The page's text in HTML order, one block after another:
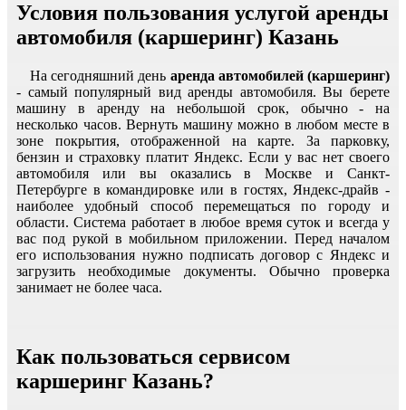
Условия пользования услугой аренды
автомобиля (каршеринг) Казань
На сегодняшний день аренда автомобилей (каршеринг)
- самый популярный вид аренды автомобиля. Вы берете
машину в аренду на небольшой срок, обычно - на
несколько часов. Вернуть машину можно в любом месте в
зоне покрытия, отображенной на карте. За парковку,
бензин и страховку платит Яндекс. Если у вас нет своего
автомобиля или вы оказались в Москве и Санкт-
Петербурге в командировке или в гостях, Яндекс-драйв -
наиболее удобный способ перемещаться по городу и
области. Система работает в любое время суток и всегда у
вас под рукой в мобильном приложении. Перед началом
его использования нужно подписать договор с Яндекс и
загрузить необходимые документы. Обычно проверка
занимает не более часа.
Как пользоваться сервисом
каршеринг Казань?